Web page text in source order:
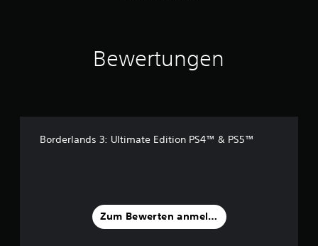
Bewertungen
Borderlands 3: Ultimate Edition PS4™ & PS5™
Zum Bewerten anmelden